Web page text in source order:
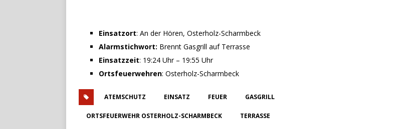
Einsatzort: An der Hören, Osterholz-Scharmbeck
Alarmstichwort: Brennt Gasgrill auf Terrasse
Einsatzzeit: 19:24 Uhr – 19:55 Uhr
Ortsfeuerwehren: Osterholz-Scharmbeck
ATEMSCHUTZ EINSATZ FEUER GASGRILL
ORTSFEUERWEHR OSTERHOLZ-SCHARMBECK TERRASSE